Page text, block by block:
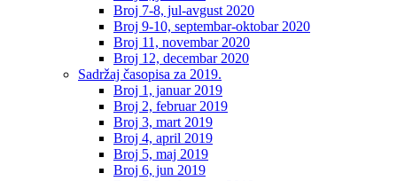
Broj 7-8, jul-avgust 2020
Broj 9-10, septembar-oktobar 2020
Broj 11, novembar 2020
Broj 12, decembar 2020
Sadržaj časopisa za 2019.
Broj 1, januar 2019
Broj 2, februar 2019
Broj 3, mart 2019
Broj 4, april 2019
Broj 5, maj 2019
Broj 6, jun 2019